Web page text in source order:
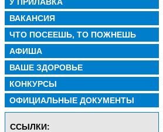
ВАКАНСИЯ
ЧТО ПОСЕЕШЬ, ТО ПОЖНЕШЬ
АФИША
ВАШЕ ЗДОРОВЬЕ
КОНКУРСЫ
ОФИЦИАЛЬНЫЕ ДОКУМЕНТЫ
CСЫЛКИ: